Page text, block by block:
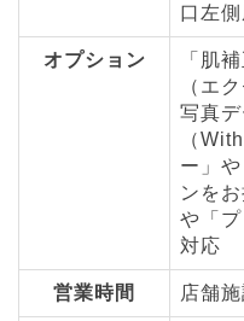
口左側
オプション
「肌
（エ
写真
（
ー」
ンを
や「
対応
営業時間 店舗